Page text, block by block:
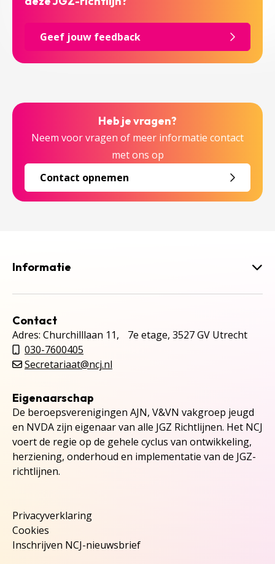
Geef jouw feedback
Heb je vragen?
Neem voor vragen of meer informatie contact
met ons op
Contact opnemen
Informatie
Contact
Adres: Churchilllaan 11, 7e etage, 3527 GV Utrecht
030-7600405
Secretariaat@ncj.nl
Eigenaarschap
De beroepsverenigingen AJN, V&VN vakgroep jeugd
en NVDA zijn eigenaar van alle JGZ Richtlijnen. Het NCJ
voert de regie op de gehele cyclus van ontwikkeling,
herziening, onderhoud en implementatie van de JGZ-
richtlijnen.
Privacyverklaring
Cookies
Inschrijven NCJ-nieuwsbrief